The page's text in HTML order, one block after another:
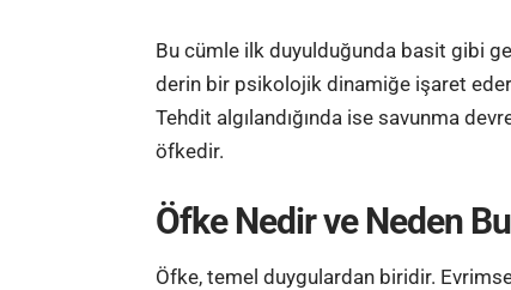
Bu cümle ilk duyulduğunda basit gibi
derin bir psikolojik dinamiğe işaret
Tehdit algılandığında ise savunma
öfkedir.
Öfke Nedir ve Neden
Öfke, temel duygulardan biridir.